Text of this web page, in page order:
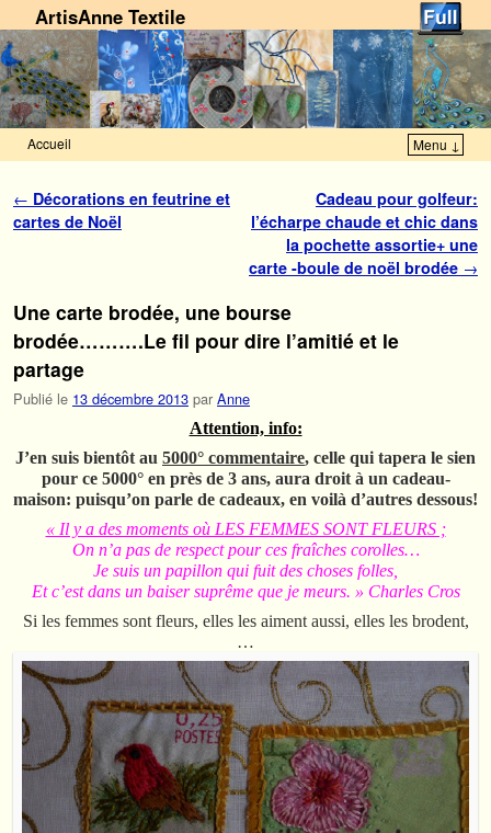
ArtisAnne Textile
Accueil Menu ↓
Navigation des articles
← Décorations en feutrine et
cartes de Noël
Cadeau pour golfeur:
l’écharpe chaude et chic dans
la pochette assortie+ une
carte -boule de noël brodée →
Une carte brodée, une bourse
brodée……….Le fil pour dire l’amitié et le
partage
Publié le 13 décembre 2013 par Anne
Attention, info:
J’en suis bientôt au 5000° commentaire, celle qui tapera le sien
pour ce 5000° en près de 3 ans, aura droit à un cadeau-
maison: puisqu’on parle de cadeaux, en voilà d’autres dessous!
« Il y a des moments où LES FEMMES SONT FLEURS ;
On n’a pas de respect pour ces fraîches corolles…
Je suis un papillon qui fuit des choses folles,
Et c’est dans un baiser suprême que je meurs. » Charles Cros
Si les femmes sont fleurs, elles les aiment aussi, elles les brodent,
…